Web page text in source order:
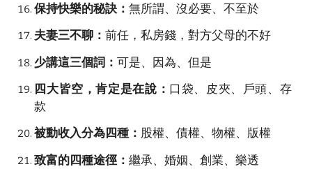
保持快樂的秘訣：無所謂、沒必要、不至於
夫妻三不聊：前任，私房錢，對方父母的不好
少講這三個詞：可是、因為、但是
四大皆空，肯定是在說： 口袋、皮夾、戶頭、存
款
被動收入分為四種： 股權、債權、物權、版權
致富的四種途徑：繼承、婚姻、創業、樂透